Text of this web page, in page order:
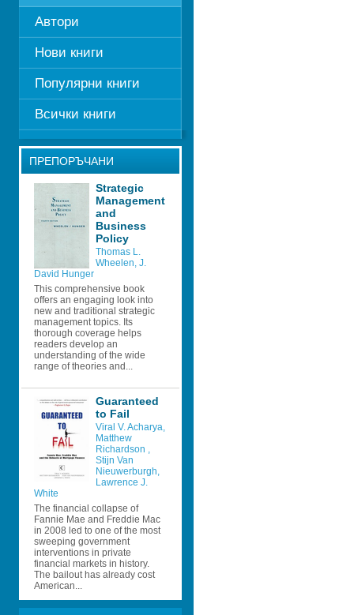
Автори
Нови книги
Популярни книги
Всички книги
ПРЕПОРЪЧАНИ
Strategic
Management
and
Business
Policy
Thomas L.
Wheelen, J.
David Hunger
This comprehensive book
offers an engaging look into
new and traditional strategic
management topics. Its
thorough coverage helps
readers develop an
understanding of the wide
range of theories and...
Guaranteed
to Fail
Viral V. Acharya,
Matthew
Richardson ,
Stijn Van
Nieuwerburgh,
Lawrence J.
White
The financial collapse of
Fannie Mae and Freddie Mac
in 2008 led to one of the most
sweeping government
interventions in private
financial markets in history.
The bailout has already cost
American...